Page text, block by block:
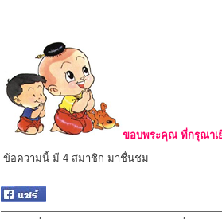
ขอบพระคุณ ที่กรุณาเ
ข้อความนี้ มี 4 สมาชิก มาชื่นชม